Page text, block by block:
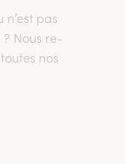
pas
Nous re-
nos